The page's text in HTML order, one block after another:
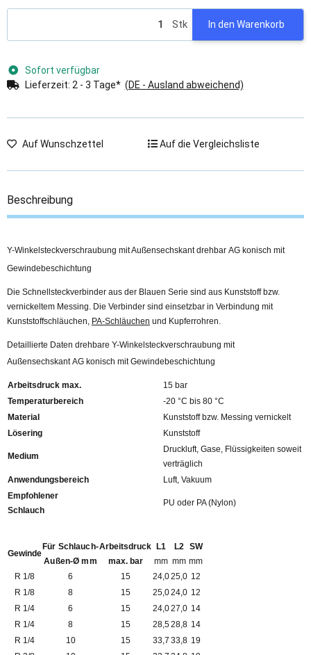
Stk In den Warenkorb
Sofort verfügbar
Lieferzeit: 2 - 3 Tage* (DE - Ausland abweichend)
Auf Wunschzettel Auf die Vergleichsliste
Beschreibung
Y-Winkelsteckverschraubung mit Außensechskant drehbar AG konisch mit
Gewindebeschichtung
Die Schnellsteckverbinder aus der Blauen Serie sind aus Kunststoff bzw.
vernickeltem Messing. Die Verbinder sind einsetzbar in Verbindung mit
Kunststoffschläuchen, PA-Schläuchen und Kupferrohren.
Detaillierte Daten drehbare Y-Winkelsteckverschraubung mit
Außensechskant AG konisch mit Gewindebeschichtung
Arbeitsdruck max.
15 bar
Temperaturbereich
-20 °C bis 80 °C
Material
Kunststoff bzw. Messing vernickelt
Lösering
Kunststoff
Medium
Druckluft, Gase, Flüssigkeiten soweit
verträglich
Anwendungsbereich
Luft, Vakuum
Empfohlener
Schlauch
PU oder PA (Nylon)
Gewinde
Für Schlauch-
Außen-Ø mm
Arbeitsdruck
max. bar
L1
mm
L2
mm
SW
mm
R 1/8
6 15 24,025,0 12
R 1/8
8 15 25,024,0 12
R 1/4
6 15 24,027,0 14
R 1/4
8 15 28,528,8 14
R 1/4
10 15 33,7 33,8 19